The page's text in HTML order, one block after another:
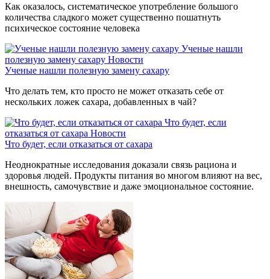
Как оказалось, систематическое употребление большого
количества сладкого может существенно пошатнуть
психическое состояние человека
Ученые нашли
полезную замену сахару Новости
Ученые нашли полезную замену сахару
Что делать тем, кто просто не может отказать себе от
нескольких ложек сахара, добавленных в чай?
Что будет, если
отказаться от сахара Новости
Что будет, если отказаться от сахара
Неоднократные исследования доказали связь рациона и
здоровья людей. Продукты питания во многом влияют на вес,
внешность, самочувствие и даже эмоциональное состояние.